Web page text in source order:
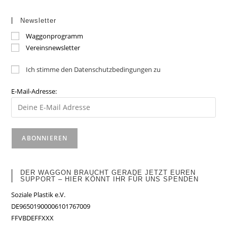
Newsletter
Waggonprogramm
Vereinsnewsletter
Ich stimme den Datenschutzbedingungen zu
E-Mail-Adresse:
DER WAGGON BRAUCHT GERADE JETZT EUREN
SUPPORT – HIER KÖNNT IHR FÜR UNS SPENDEN
Soziale Plastik e.V.
DE96501900006101767009
FFVBDEFFXXX